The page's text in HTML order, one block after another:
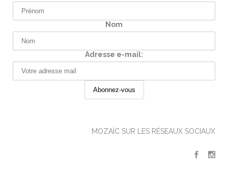
Nom
Adresse e-mail:
MOZAÏC SUR LES RÉSEAUX SOCIAUX